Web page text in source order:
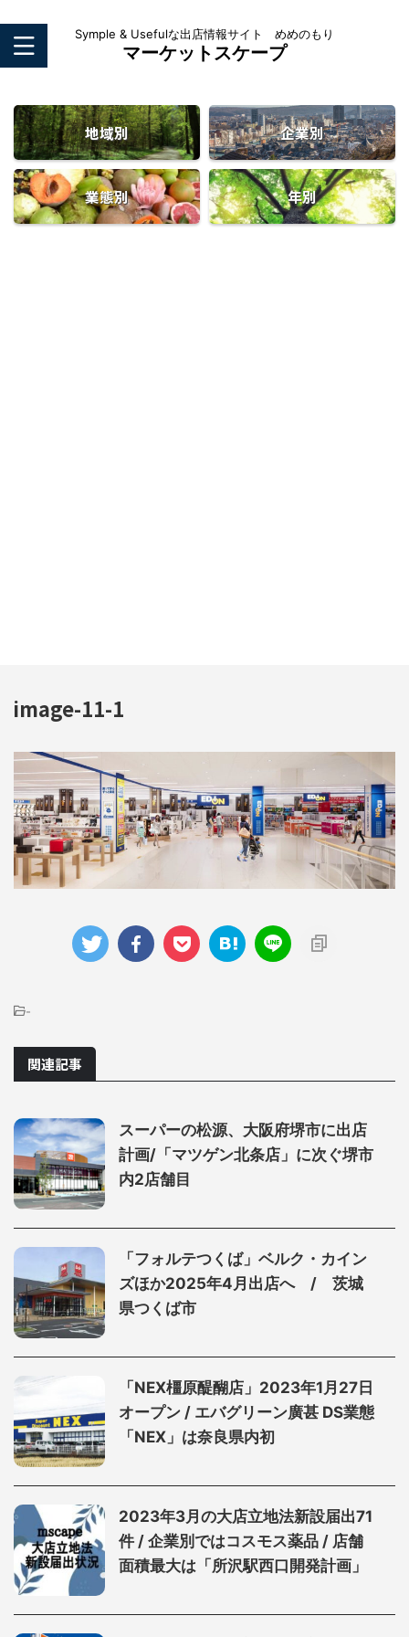
Symple & Usefulな出店情報サイト めめのもり
マーケットスケープ
地域別 企業別
業態別 年別
image-11-1
-
関連記事
スーパーの松源、大阪府堺市に出店
計画/「マツゲン北条店」に次ぐ堺市
内2店舗目
「フォルテつくば」ベルク・カイン
ズほか2025年4月出店へ / 茨城
県つくば市
「NEX橿原醍醐店」2023年1月27日
オープン / エバグリーン廣甚 DS業態
「NEX」は奈良県内初
2023年3月の大店立地法新設届出71
件 / 企業別ではコスモス薬品 / 店舗
面積最大は「所沢駅西口開発計画」